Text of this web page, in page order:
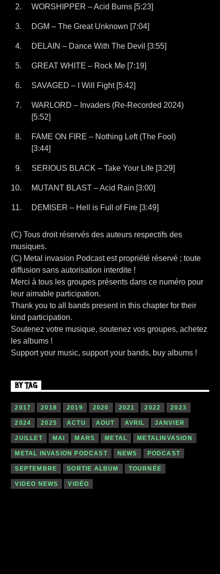
WORSHIPPER – Acid Burns [5:23]
DGM – The Great Unknown [7:04]
DELAIN – Dance With The Devil [3:55]
GREAT WHITE – Rock Me [7:19]
SAVAGED – I Will Fight [5:42]
WARLORD – Invaders (Re-Recorded 2024)
[5:52]
FAME ON FIRE – Nothing Left (The Fool)
[3:44]
SERIOUS BLACK – Take Your Life [3:29]
MUTANT BLAST – Acid Rain [3:00]
DEMISER – Hell is Full of Fire [3:49]
(C) Tous droit réservés des auteurs respectifs des
musiques.
(C) Metal invasion Podcast est propriété réservé ; toute
diffusion sans autorisation interdite !
Merci à tous les groupes présents dans ce numéro pour
leur aimable participation.
Thank you to all bands present in this chapter for their
kind participation.
Soutenez votre musique, soutenez vos groupes, achetez
les albums !
Support your music, support your bands, buy albums !
BY TAG
2017 2018 2019 2020 2021 2022 2023
2024 2025 ACTU AOUT AVRIL JANVIER
JUILLET MAI MARS METAL METALINVASION
METAL INVASION PODCAST NEWS PODCAST
SEPTEMBRE SORTIE ALBUM TOURNÉE
VIDEO NEWS VIDÉO